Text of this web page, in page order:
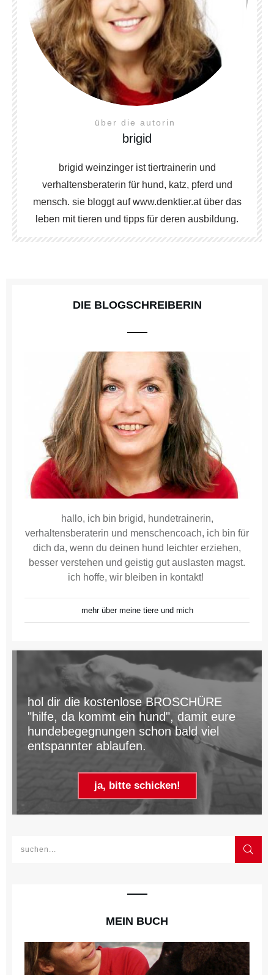
über die autorin
brigid
brigid weinzinger ist tiertrainerin und
verhaltensberaterin für hund, katz, pferd und
mensch. sie bloggt auf www.denktier.at über das
leben mit tieren und tipps für deren ausbildung.
DIE BLOGSCHREIBERIN
hallo, ich bin brigid, hundetrainerin,
verhaltensberaterin und menschencoach, ich bin für
dich da, wenn du deinen hund leichter erziehen,
besser verstehen und geistig gut auslasten magst.
ich hoffe, wir bleiben in kontakt!
mehr über meine tiere und mich
hol dir die kostenlose BROSCHÜRE
"hilfe, da kommt ein hund", damit eure
hundebegegnungen schon bald viel
entspannter ablaufen.
ja, bitte schicken!
MEIN BUCH